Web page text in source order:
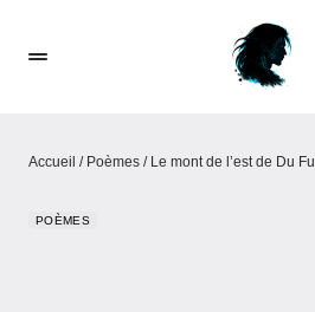
Accueil / Poèmes / Le mont de l’est de Du Fu
POÈMES